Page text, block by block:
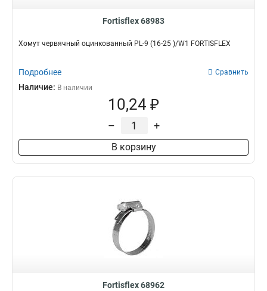
Fortisflex 68983
Хомут червячный оцинкованный PL-9 (16-25 )/W1 FORTISFLEX
Подробнее Сравнить
Наличие: В наличии
10,24 ₽
– +
В корзину
Fortisflex 68962